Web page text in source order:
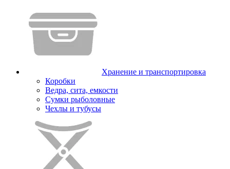
Хранение и транспортировка
Коробки
Ведра, сита, емкости
Сумки рыболовные
Чехлы и тубусы